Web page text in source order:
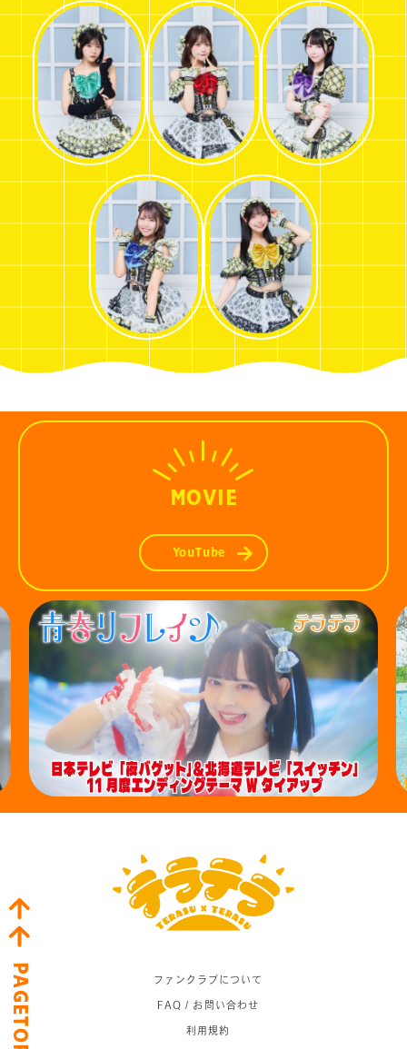
MOVIE
YouTube
PAGETOP ファンクラブについて
FAQ / お問い合わせ
利用規約